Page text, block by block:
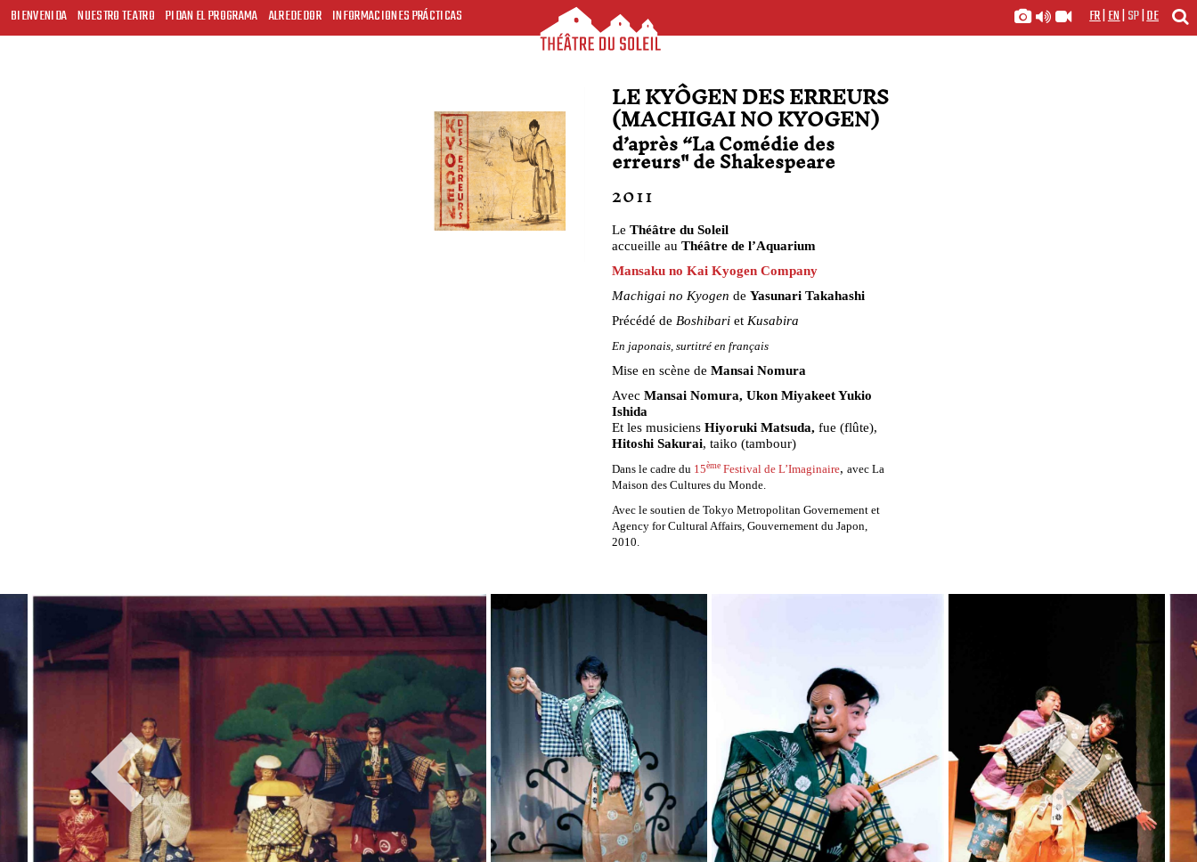
BIENVENIDA NUESTRO TEATRO PIDAN EL PROGRAMA ALREDEDOR INFORMACIONES PRÁCTICAS FR|EN|SP|DE
LE KYÔGEN DES ERREURS
(MACHIGAI NO KYOGEN)
d’après “La Comédie des
erreurs" de Shakespeare
2011
Le Théâtre du Soleil
accueille au Théâtre de l’Aquarium
Mansaku no Kai Kyogen Company
Machigai no Kyogen de Yasunari Takahashi
Précédé de Boshibari et Kusabira
En japonais, surtitré en français
Mise en scène de Mansai Nomura
Avec Mansai Nomura, Ukon Miyakeet Yukio
Ishida
Et les musiciens Hiyoruki Matsuda, fue (flûte),
Hitoshi Sakurai, taiko (tambour)
Dans le cadre du 15ème Festival de L’Imaginaire, avec La
Maison des Cultures du Monde.
Avec le soutien de Tokyo Metropolitan Governement et
Agency for Cultural Affairs, Gouvernement du Japon,
2010.